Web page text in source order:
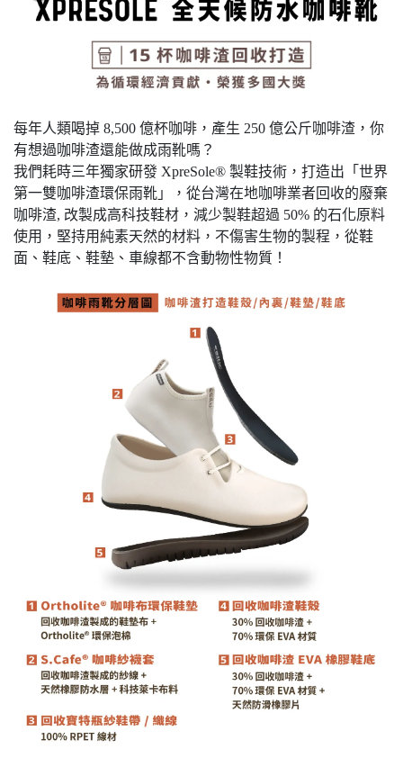
每年人類喝掉 8,500 億杯咖啡，產生 250 億公斤咖啡渣，你
有想過咖啡渣還能做成雨靴嗎？
我們耗時三年獨家研發 XpreSole® 製鞋技術，打造出「世界
第一雙咖啡渣環保雨靴」，從台灣在地咖啡業者回收的廢棄
咖啡渣, 改製成高科技鞋材，減少製鞋超過 50% 的石化原料
使用，堅持用純素天然的材料，不傷害生物的製程，從鞋
面、鞋底、鞋墊、車線都不含動物性物質！